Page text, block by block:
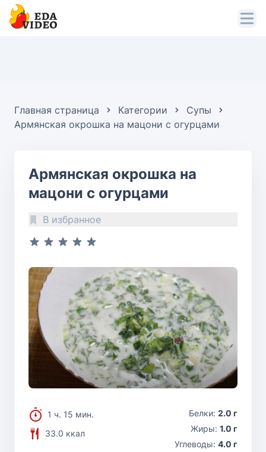
Главная страница Категории
Супы
Армянская окрошка на мацони с огурцами
Армянская окрошка на
мацони с огурцами
В избранное
1 ч. 15 мин.
33.0 ккал
Белки: 2.0 г
Жиры: 1.0 г
Углеводы: 4.0 г